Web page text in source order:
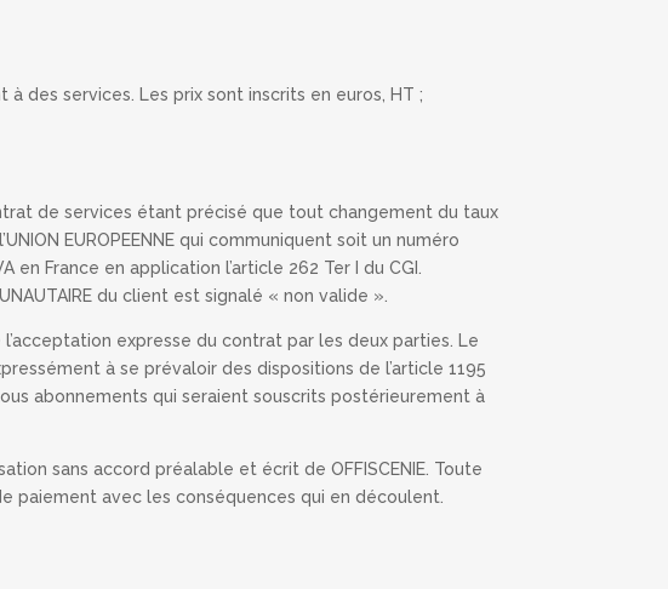
des services. Les prix sont inscrits en euros, HT ;
de services étant précisé que tout changement du taux
EUROPEENNE qui communiquent soit un numéro
en France en application l’article 262 Ter I du CGI.
du client est signalé « non valide ».
expresse du contrat par les deux parties. Le
à se prévaloir des dispositions de l’article 1195
abonnements qui seraient souscrits postérieurement à
sans accord préalable et écrit de OFFISCENIE. Toute
paiement avec les conséquences qui en découlent.